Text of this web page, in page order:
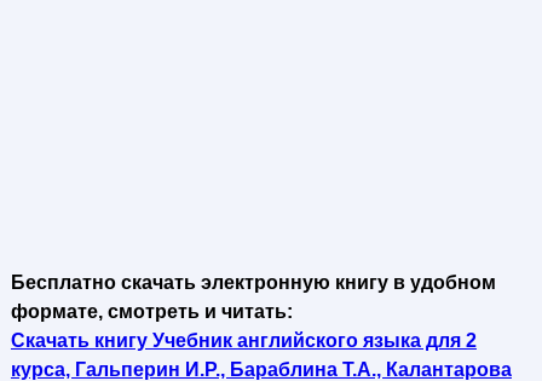
Бесплатно скачать электронную книгу в удобном
формате, смотреть и читать:
Скачать книгу Учебник английского языка для 2
курса, Гальперин И.Р., Бараблина Т.А., Калантарова